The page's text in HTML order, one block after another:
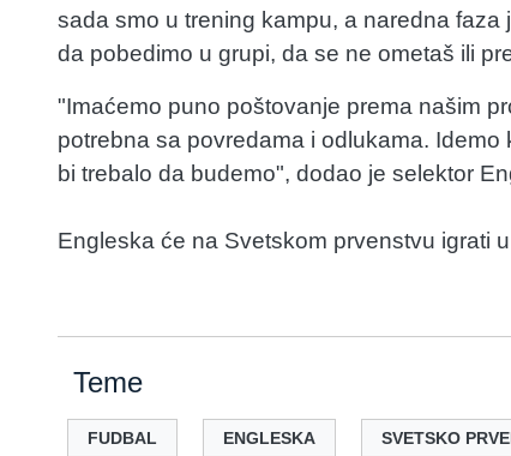
sada smo u trening kampu, a naredna
da pobedimo u grupi, da se ne ometaš ili
"Imaćemo puno poštovanje prema našim
potrebna sa povredama i odlukama.
bi trebalo da budemo", dodao je selektor
Engleska će na Svetskom prvenstvu igrati
Teme
FUDBAL ENGLESKA SVETSKO